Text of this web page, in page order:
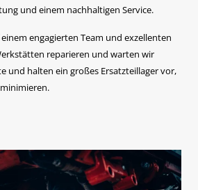
und einem nachhaltigen Service.
engagierten Team und exzellenten
reparieren und warten wir
und halten ein großes Ersatzteillager vor,